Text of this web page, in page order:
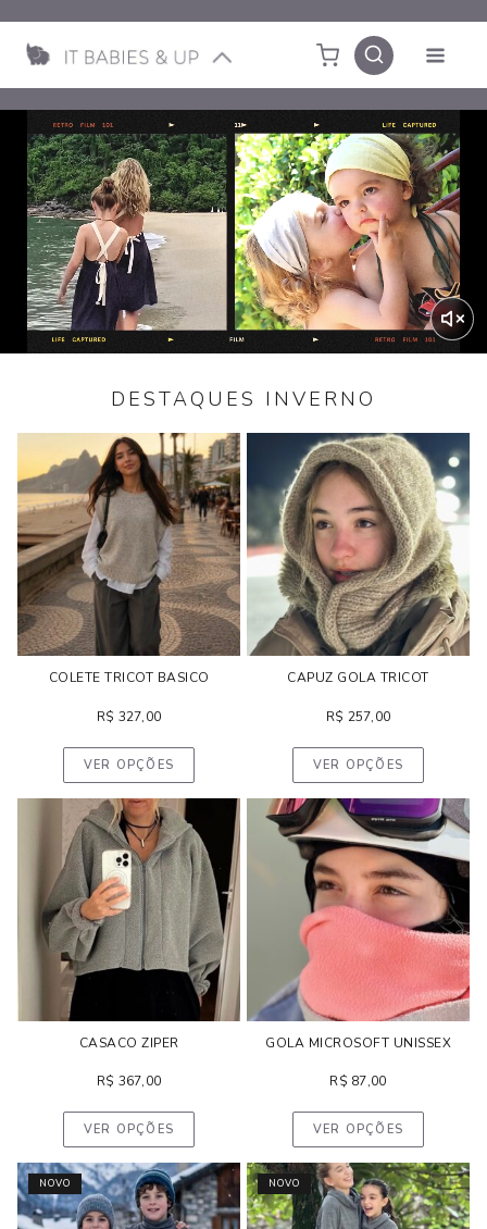
DESTAQUES INVERNO
COLETE TRICOT BASICO
R$ 327,00
VER OPÇÕES
CAPUZ GOLA TRICOT
R$ 257,00
VER OPÇÕES
CASACO ZIPER
R$ 367,00
VER OPÇÕES
GOLA MICROSOFT UNISSEX
R$ 87,00
VER OPÇÕES
NOVO NOVO